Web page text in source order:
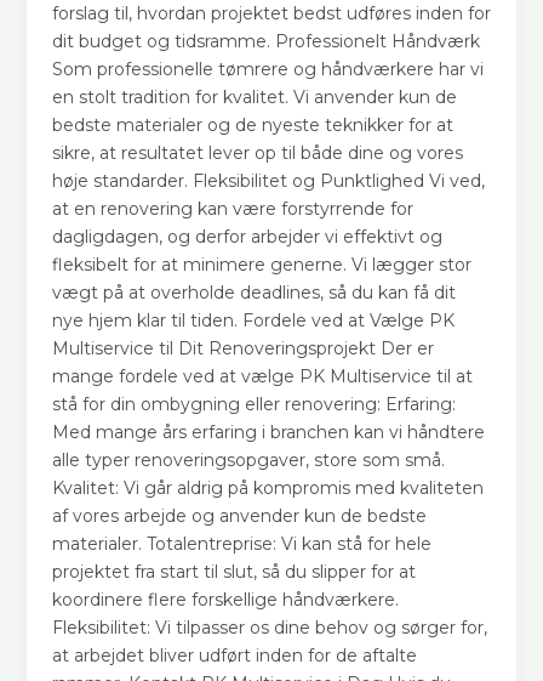
forslag til, hvordan projektet bedst udføres inden for
dit budget og tidsramme. Professionelt Håndværk
Som professionelle tømrere og håndværkere har vi
en stolt tradition for kvalitet. Vi anvender kun de
bedste materialer og de nyeste teknikker for at
sikre, at resultatet lever op til både dine og vores
høje standarder. Fleksibilitet og Punktlighed Vi ved,
at en renovering kan være forstyrrende for
dagligdagen, og derfor arbejder vi effektivt og
fleksibelt for at minimere generne. Vi lægger stor
vægt på at overholde deadlines, så du kan få dit
nye hjem klar til tiden. Fordele ved at Vælge PK
Multiservice til Dit Renoveringsprojekt Der er
mange fordele ved at vælge PK Multiservice til at
stå for din ombygning eller renovering: Erfaring:
Med mange års erfaring i branchen kan vi håndtere
alle typer renoveringsopgaver, store som små.
Kvalitet: Vi går aldrig på kompromis med kvaliteten
af vores arbejde og anvender kun de bedste
materialer. Totalentreprise: Vi kan stå for hele
projektet fra start til slut, så du slipper for at
koordinere flere forskellige håndværkere.
Fleksibilitet: Vi tilpasser os dine behov og sørger for,
at arbejdet bliver udført inden for de aftalte